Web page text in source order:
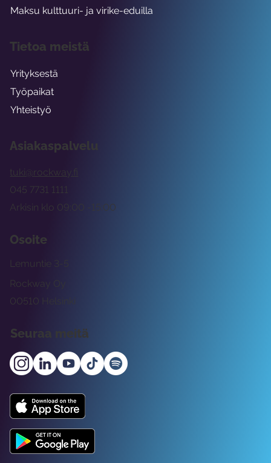
Asiakaspalvelu
tuki@rockway.fi
Arkisin klo 09:00 -15:00
045 7731 1111
Osoite
Rockway Oy
Lemuntie 3-5
00510 Helsinki
Seuraa meitä
Maksu kulttuuri- ja virike-eduilla
Tietoa meistä
Yrityksestä
Työpaikat
Yhteistyö